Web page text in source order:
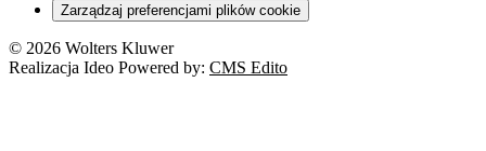
Zarządzaj preferencjami plików cookie
© 2026 Wolters Kluwer
Realizacja Ideo Powered by: CMS Edito